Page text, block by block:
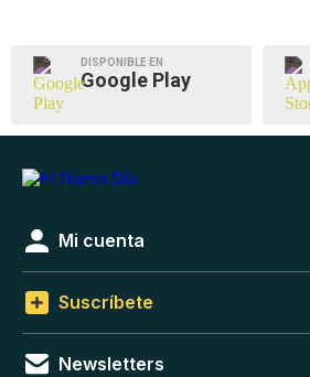
DISPONIBLE EN
Google Play
Mi cuenta
Suscríbete
Newsletters